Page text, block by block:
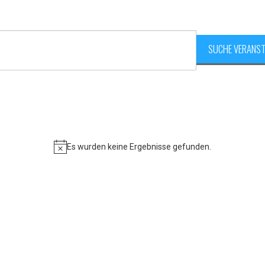
Hinweis
Es wurden keine Ergebnisse gefunden.
SUCHE